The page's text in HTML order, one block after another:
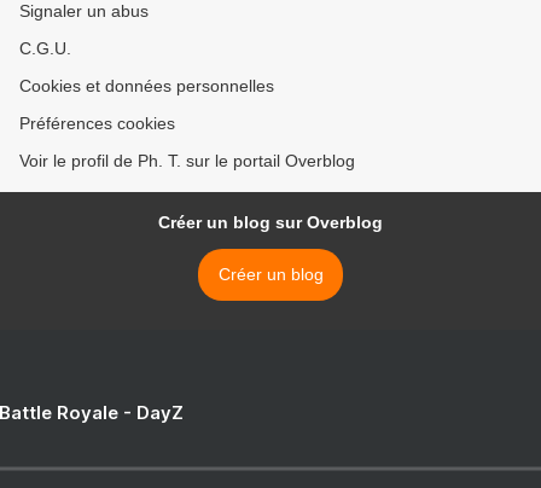
Signaler un abus
C.G.U.
Cookies et données personnelles
Préférences cookies
Voir le profil de Ph. T. sur le portail Overblog
Créer un blog sur Overblog
Créer un blog
Royale - DayZ